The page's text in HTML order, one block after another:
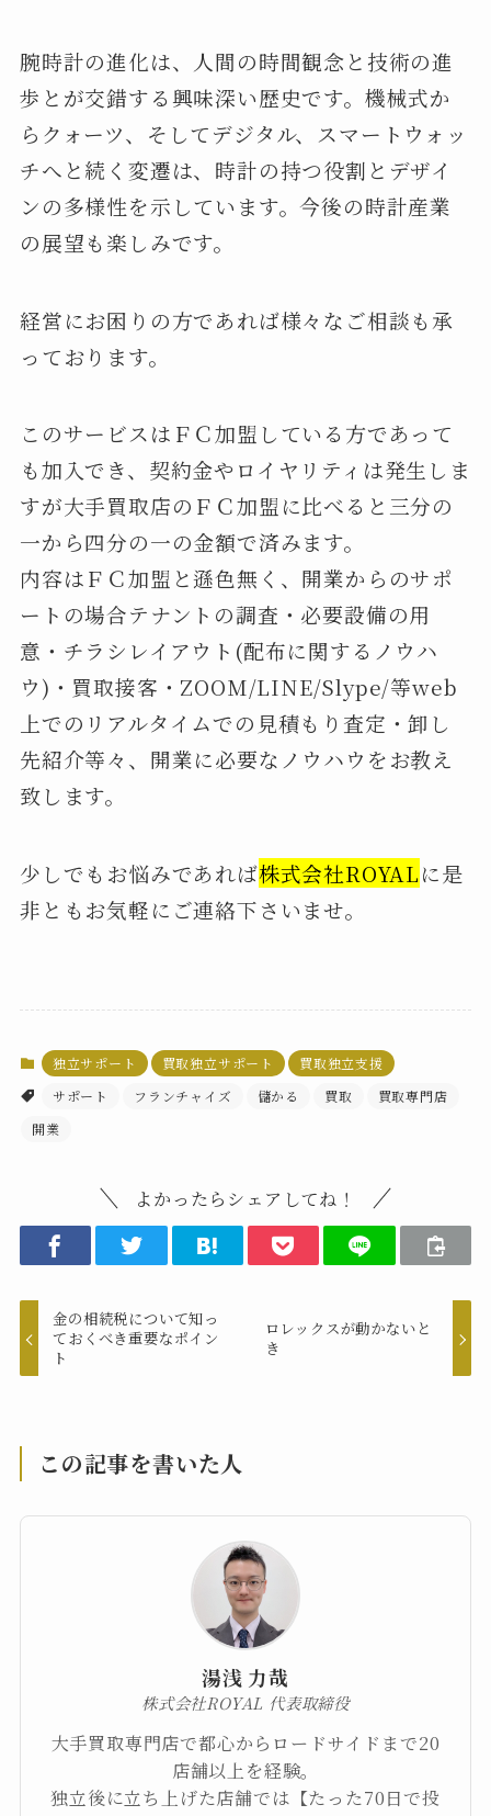
腕時計の進化は、人間の時間観念と技術の進
歩とが交錯する興味深い歴史です。機械式か
らクォーツ、そしてデジタル、スマートウォッ
チへと続く変遷は、時計の持つ役割とデザイ
ンの多様性を示しています。今後の時計産業
の展望も楽しみです。
経営にお困りの方であれば様々なご相談も承
っております。
このサービスはＦＣ加盟している方であって
も加入でき、契約金やロイヤリティは発生しま
すが大手買取店のＦＣ加盟に比べると三分の
一から四分の一の金額で済みます。
内容はＦＣ加盟と遜色無く、開業からのサポ
ートの場合テナントの調査・必要設備の用
意・チラシレイアウト(配布に関するノウハ
ウ)・買取接客・ZOOM/LINE/Slype/等web
上でのリアルタイムでの見積もり査定・卸し
先紹介等々、開業に必要なノウハウをお教え
致します。
少しでもお悩みであれば株式会社ROYALに是
非ともお気軽にご連絡下さいませ。
独立サポート 買取独立サポート
買取独立支援
サポート
フランチャイズ 儲かる 買取
買取専門店
開業
よかったらシェアしてね！
金の相続税について知っ
ておくべき重要なポイン
ト
ロレックスが動かないと
き
この記事を書いた人
湯浅 力哉
株式会社ROYAL 代表取締役
大手買取専門店で都心からロードサイドまで20
店舗以上を経験。
独立後に立ち上げた店舗では【たった70日で投